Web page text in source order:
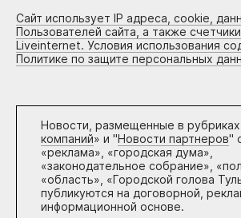
Сайт использует IP адреса, cookie,
Пользователей сайта, а также
Liveinternet. Условия использования
Политике по защите персональных
Новости, размещенные в рубриках
компаний» и "Новости партнеров"
«реклама», «городская дума»,
«законодательное собрание»,
«область», «Городской голова
публикуются на договорной,
информационной основе.